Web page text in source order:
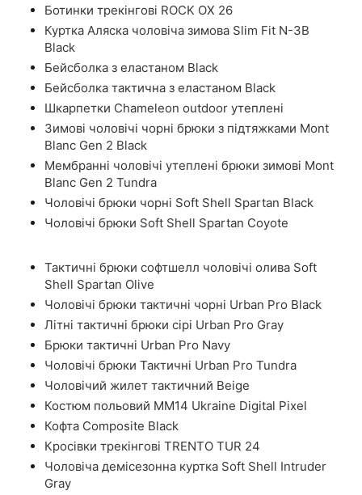
Ботинки трекінгові ROCK OX 26
Куртка Аляска чоловіча зимова Slim Fit N-3B
Black
Бейсболка з еластаном Black
Бейсболка тактична з еластаном Black
Шкарпетки Chameleon outdoor утеплені
Зимові чоловічі чорні брюки з підтяжками Mont
Blanc Gen 2 Black
Мембранні чоловічі утеплені брюки зимові Mont
Blanc Gen 2 Tundra
Чоловічі брюки чорні Soft Shell Spartan Black
Чоловічі брюки Soft Shell Spartan Coyote
Тактичні брюки софтшелл чоловічі олива Soft
Shell Spartan Olive
Чоловічі брюки тактичні чорні Urban Pro Black
Літні тактичні брюки сірі Urban Pro Gray
Брюки тактичні Urban Pro Navy
Чоловічі брюки Тактичні Urban Pro Tundra
Чоловічий жилет тактичний Beige
Костюм польовий ММ14 Ukraine Digital Pixel
Кофта Composite Black
Кросівки трекінгові TRENTO TUR 24
Чоловіча демісезонна куртка Soft Shell Intruder
Gray